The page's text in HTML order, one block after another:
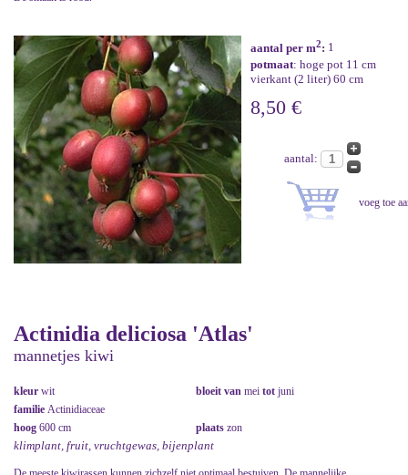
aantal per m2: 1
potmaat: hoge pot 11 cm
vierkant (2 liter) 60 cm
8,50 €
aantal:
Actinidia deliciosa 'Atlas'
mannetjes kiwi
kleur wit bloeit van mei tot juni
familie Actinidiaceae
hoog 600 cm plaats zon
klimplant, fruit, vruchtgewas, bijenplant